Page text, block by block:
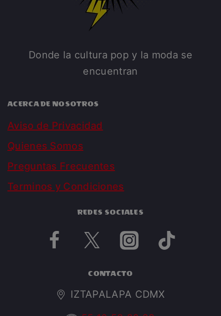
Donde la cultura pop y la moda se
encuentran
ACERCA DE NOSOTROS
Aviso de Privacidad
Quienes Somos
Preguntas Frecuentes
Terminos y Condiciones
REDES SOCIALES
CONTACTO
IZTAPALAPA CDMX